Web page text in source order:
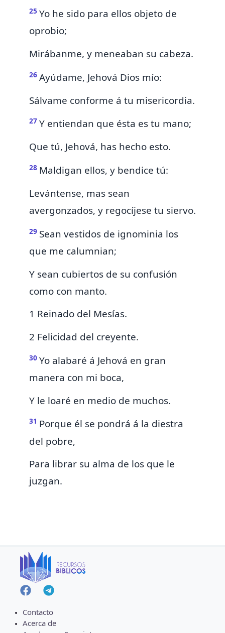
25 Yo he sido para ellos objeto de
oprobio;
Mirábanme, y meneaban su cabeza.
26 Ayúdame, Jehová Dios mío:
Sálvame conforme á tu misericordia.
27 Y entiendan que ésta es tu mano;
Que tú, Jehová, has hecho esto.
28 Maldigan ellos, y bendice tú:
Levántense, mas sean
avergonzados, y regocíjese tu siervo.
29 Sean vestidos de ignominia los
que me calumnian;
Y sean cubiertos de su confusión
como con manto.
1 Reinado del Mesías.
2 Felicidad del creyente.
30 Yo alabaré á Jehová en gran
manera con mi boca,
Y le loaré en medio de muchos.
31 Porque él se pondrá á la diestra
del pobre,
Para librar su alma de los que le
juzgan.
Contacto
Acerca de